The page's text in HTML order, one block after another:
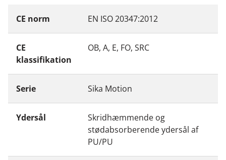
CE norm EN ISO 20347:2012
CE
klassifikation
OB, A, E, FO, SRC
Serie Sika Motion
Ydersål
Skridhæmmende og
stødabsorberende ydersål af
PU/PU